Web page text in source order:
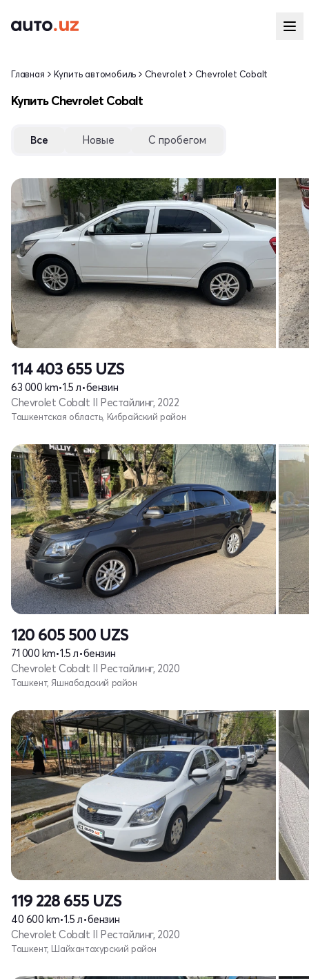
Главная Купить автомобиль Chevrolet Chevrolet Cobalt
Купить Chevrolet Cobalt
Все Новые С пробегом
114 403 655 UZS
63 000 km•1.5 л•бензин
Chevrolet Cobalt II Рестайлинг, 2022
Ташкентская область, Кибрайский район
120 605 500 UZS
71 000 km•1.5 л•бензин
Chevrolet Cobalt II Рестайлинг, 2020
Ташкент, Яшнабадский район
119 228 655 UZS
40 600 km•1.5 л•бензин
Chevrolet Cobalt II Рестайлинг, 2020
Ташкент, Шайхантахурский район